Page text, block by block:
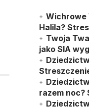
Wichrowe
Halila?
Twoja
jako SIA
razem noc?